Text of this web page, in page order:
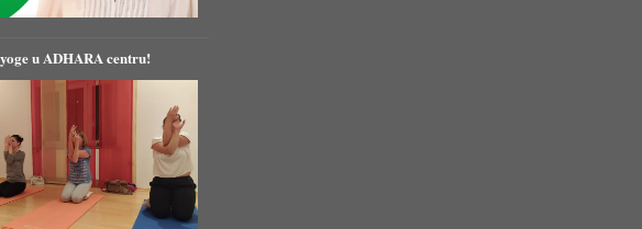
u ADHARA centru!